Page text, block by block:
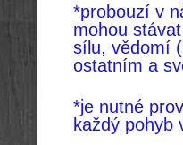
*probouzí v
mohou stávat
sílu, vědomí
ostatním a
*je nutné
každý pohyb